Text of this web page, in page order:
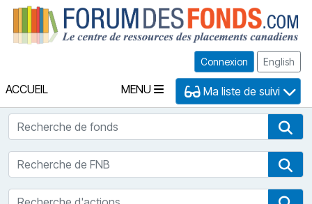
Connexion English
ACCUEIL MENU Ma liste de suivi
Recherche de fonds
Recherche de FNB
Recherche d'actions